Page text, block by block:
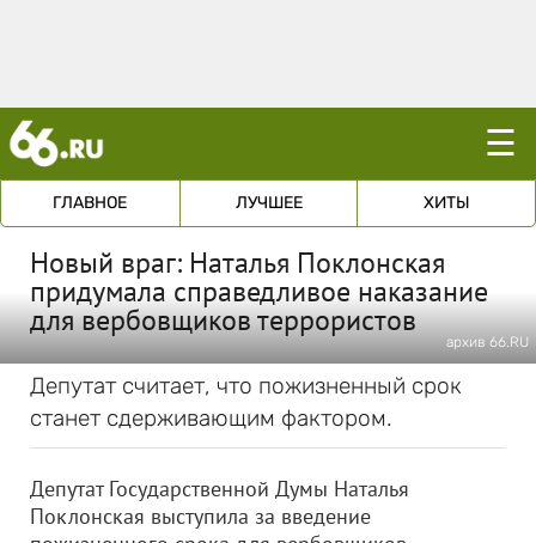
☰
ГЛАВНОЕ ЛУЧШЕЕ ХИТЫ
Новый враг: Наталья Поклонская
придумала справедливое наказание
для вербовщиков террористов
архив 66.RU
Депутат считает, что пожизненный срок
станет сдерживающим фактором.
Депутат Государственной Думы Наталья
Поклонская выступила за введение